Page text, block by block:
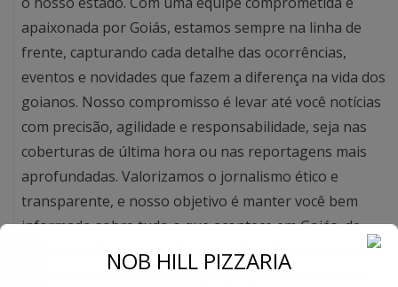
apaixonada por Goiás, estamos sempre na linha de
frente, capturando cada detalhe das ocorrências,
eventos e novidades que fazem a diferença na vida dos
goianos. Nosso compromisso é levar até você notícias
com precisão, agilidade e responsabilidade, seja nas
coberturas de última hora ou nas reportagens mais
aprofundadas. Valorizamos o jornalismo ético e
transparente, e nosso objetivo é manter você bem
informado sobre tudo o que acontece em Goiás, de
norte a sul. Conecte-se Conosco Para ficar sempre por
dentro das nossas atualizações, siga-nos nas redes
NOB HILL PIZZARIA